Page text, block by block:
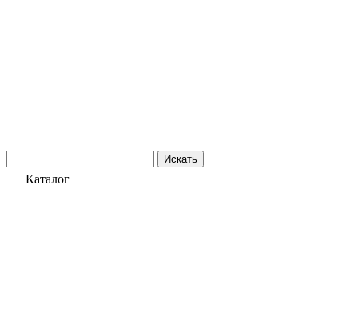
Искать
Каталог